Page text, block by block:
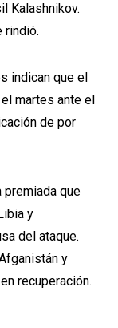
Kalashnikov.
rindió.
indican que el
martes ante el
de por
premiada que
y
del ataque.
y
recuperación.